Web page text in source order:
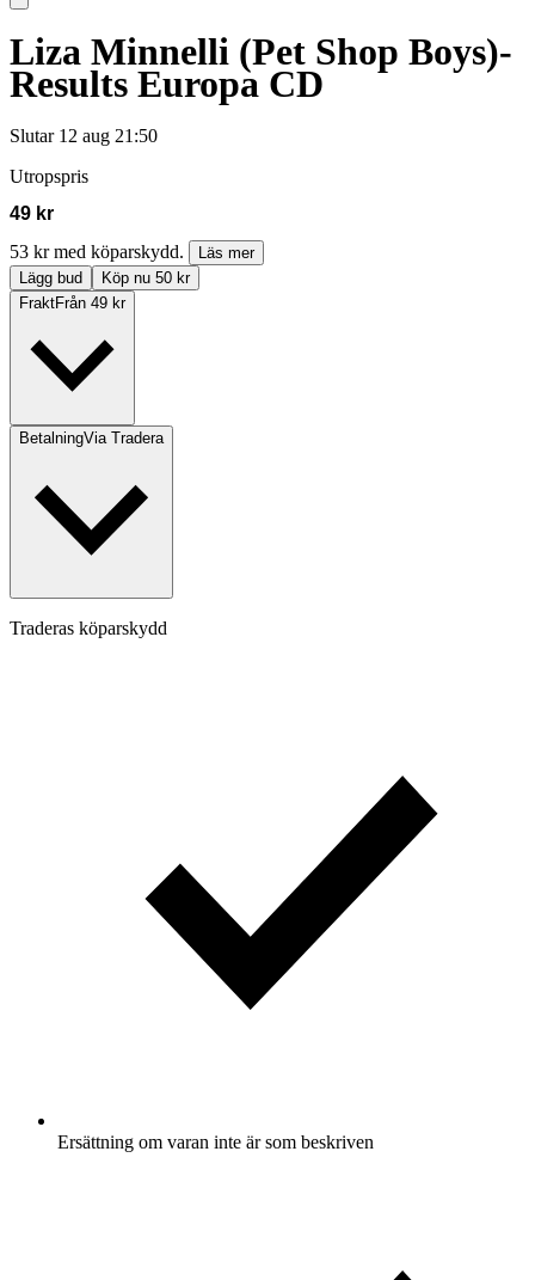
Liza Minnelli (Pet Shop Boys)-
Results Europa CD
Slutar 12 aug 21:50
Utropspris
49 kr
53 kr med köparskydd.
Läs mer
Lägg bud
Köp nu 50 kr
FraktFrån 49 kr
BetalningVia Tradera
Traderas köparskydd
Ersättning om varan inte är som beskriven